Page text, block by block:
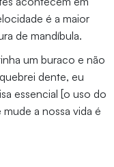
é a maior
de mandíbula.
um buraco e não
dente, eu
essencial [o uso do
a nossa vida é